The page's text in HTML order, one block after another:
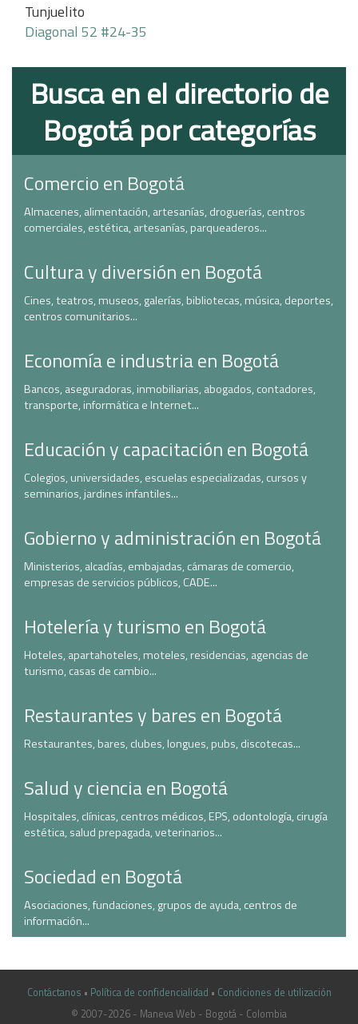
Tunjuelito
Diagonal 52 #24-35
Busca en el directorio de
Bogotá por categorías
Comercio en Bogotá
Almacenes, alimentación, artesanías, droguerías, centros
comerciales, estética, artesanías, parqueaderos...
Cultura y diversión en Bogotá
Cines, teatros, museos, galerías, bibliotecas, música, deportes,
centros comunitarios...
Economía e industria en Bogotá
Bancos, aseguradoras, inmobiliarias, abogados, contadores,
transporte, informática e Internet...
Educación y capacitación en Bogotá
Colegios, universidades, escuelas especializadas, cursos y
seminarios, jardines infantiles...
Gobierno y administración en Bogotá
Ministerios, alcadías, embajadas, cámaras de comercio,
empresas de servicios públicos, CADE...
Hotelería y turismo en Bogotá
Hoteles, apartahoteles, moteles, residencias, agencias de
turismo, casas de cambio...
Restaurantes y bares en Bogotá
Restaurantes, bares, clubes, longues, pubs, discotecas...
Salud y ciencia en Bogotá
Hospitales, clínicas, centros médicos, EPS, odontología, cirugía
estética, salud prepagada, veterinarios...
Sociedad en Bogotá
Asociaciones, fundaciones, grupos de ayuda, centros de
información...
Contáctanos • Política de confidencialidad • Condiciones de utilización
© 2007-2026 - Maneva Web - Bogotá - Colombia